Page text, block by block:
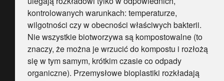
kontrolowanych warunkach: temperaturze,
wilgotności czy w obecności właściwych bakterii.
Nie wszystkie biotworzywa są kompostowalne (to
znaczy, że można je wrzucić do kompostu i rozłożą
się w tym samym, krótkim czasie co odpady
organiczne). Przemysłowe bioplastiki rozkładają